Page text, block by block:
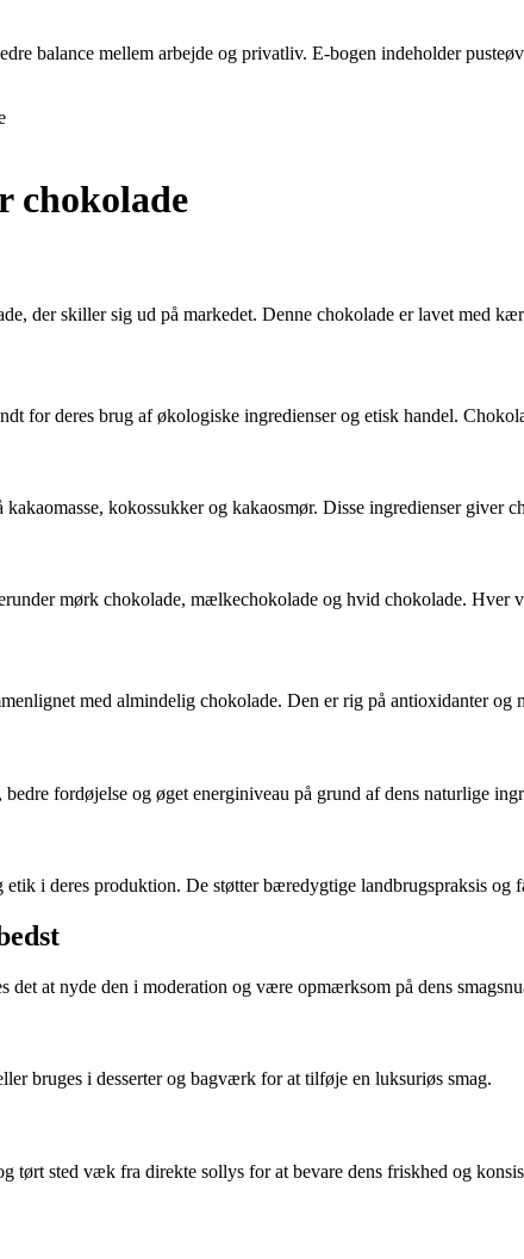
balance mellem arbejde og privatliv. E-bogen indeholder
chokolade
der skiller sig ud på markedet. Denne chokolade er lavet med
for deres brug af økologiske ingredienser og etisk handel.
kokossukker og kakaosmør. Disse ingredienser giver
mørk chokolade, mælkechokolade og hvid chokolade. Hver
med almindelig chokolade. Den er rig på antioxidanter
fordøjelse og øget energiniveau på grund af dens naturlige
i deres produktion. De støtter bæredygtige landbrugspraksis og
at nyde den i moderation og være opmærksom på dens
bruges i desserter og bagværk for at tilføje en luksuriøs smag.
tørt sted væk fra direkte sollys for at bevare dens friskhed og